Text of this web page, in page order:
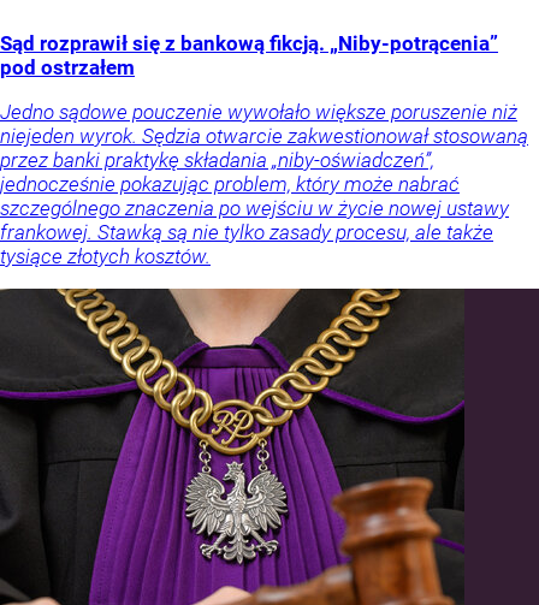
Sąd rozprawił się z bankową fikcją. „Niby-potrącenia”
pod ostrzałem
Jedno sądowe pouczenie wywołało większe poruszenie niż
niejeden wyrok. Sędzia otwarcie zakwestionował stosowaną
przez banki praktykę składania „niby-oświadczeń”,
jednocześnie pokazując problem, który może nabrać
szczególnego znaczenia po wejściu w życie nowej ustawy
frankowej. Stawką są nie tylko zasady procesu, ale także
tysiące złotych kosztów.